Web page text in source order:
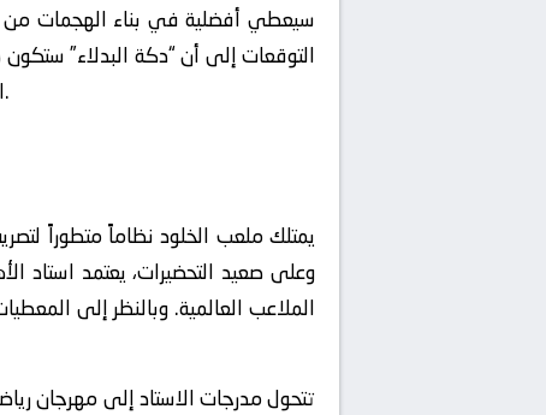
التوقعات إلى أن “دكة البدلاء”
الخبراء على ضرورة “التقارب بين الخطوط” ومنع وجود مساحات بين قلب الدفاع وخط الوسط لضمان التماسك.
يمتلك ملعب الخلود نظاماً متطوراً
وعلى صعيد التحضيرات، يعتمد
الملاعب العالمية. وبالنظر إلى
تتحول مدرجات الاستاد إلى مهرجان